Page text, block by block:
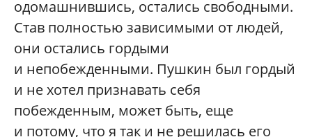
одомашнившись, остались свободными.
Став полностью зависимыми от людей,
они остались гордыми
и непобежденными. Пушкин был гордый
и не хотел признавать себя
побежденным, может быть, еще
и потому, что я так и не решилась его